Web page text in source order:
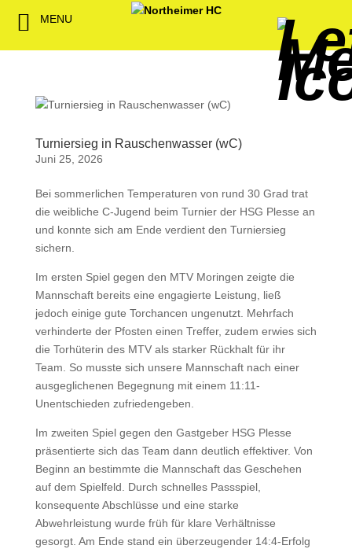
Turniersieg in Rauschenwasser (wC)
Juni 25, 2026
Bei sommerlichen Temperaturen von rund 30 Grad trat
die weibliche C-Jugend beim Turnier der HSG Plesse an
und konnte sich am Ende verdient den Turniersieg
sichern.
Im ersten Spiel gegen den MTV Moringen zeigte die
Mannschaft bereits eine engagierte Leistung, ließ
jedoch einige gute Torchancen ungenutzt. Mehrfach
verhinderte der Pfosten einen Treffer, zudem erwies sich
die Torhüterin des MTV als starker Rückhalt für ihr
Team. So musste sich unsere Mannschaft nach einer
ausgeglichenen Begegnung mit einem 11:11-
Unentschieden zufriedengeben.
Im zweiten Spiel gegen den Gastgeber HSG Plesse
präsentierte sich das Team dann deutlich effektiver. Von
Beginn an bestimmte die Mannschaft das Geschehen
auf dem Spielfeld. Durch schnelles Passspiel,
konsequente Abschlüsse und eine starke
Abwehrleistung wurde früh für klare Verhältnisse
gesorgt. Am Ende stand ein überzeugender 14:4-Erfolg
MENU
Back Back
1. Herren
2. Herren
Jugend
Back
Weibliche
Spielbetrieb
Back
NHC
Back
Sponsor werden
Spieltagssponsoren
sich vor
Jobbörse
Hallenheft
Back
Fan-Artikel
Back
Organisatorisches
Back
Vorstand
Satzung
FWD
Back
Dokumente
Back
Download
Kooperationen
Termine
Intern
Back